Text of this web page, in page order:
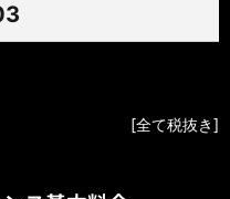
[全て税抜き]